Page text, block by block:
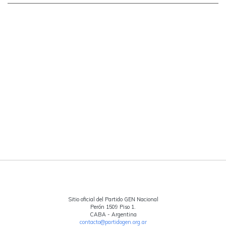
Sitio oficial del Partido GEN Nacional
Perón 1509 Piso 1.
CABA - Argentina
contacto@partidogen.org.ar